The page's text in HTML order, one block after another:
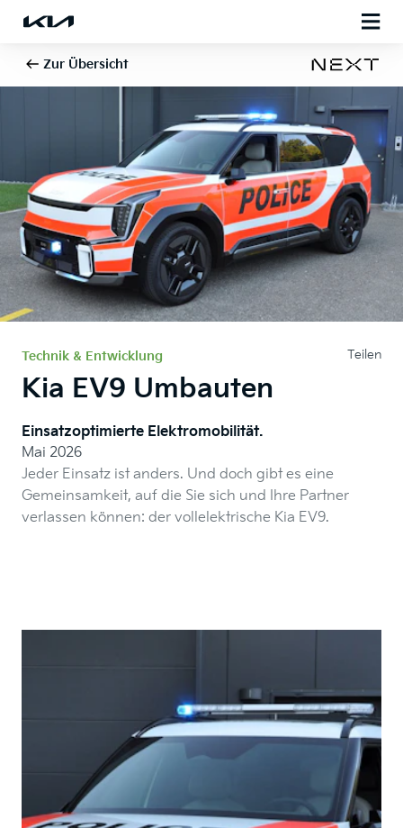
Zur Übersicht
Technik & Entwicklung Teilen
Kia EV9 Umbauten
Einsatzoptimierte Elektromobilität.
Mai 2026
Jeder Einsatz ist anders. Und doch gibt es eine
Gemeinsamkeit, auf die Sie sich und Ihre Partner
verlassen können: der vollelektrische Kia EV9.